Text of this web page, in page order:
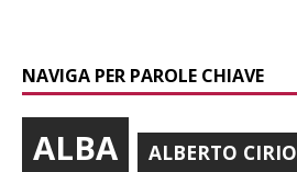
NAVIGA PER PAROLE CHIAVE
ALBA ALBERTO CIRIO